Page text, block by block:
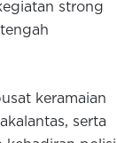
strong
keramaian
serta